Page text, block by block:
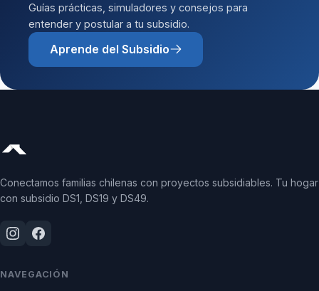
Guías prácticas, simuladores y consejos para
entender y postular a tu subsidio.
Aprende del Subsidio
Conectamos familias chilenas con proyectos subsidiables. Tu hogar
con subsidio DS1, DS19 y DS49.
NAVEGACIÓN